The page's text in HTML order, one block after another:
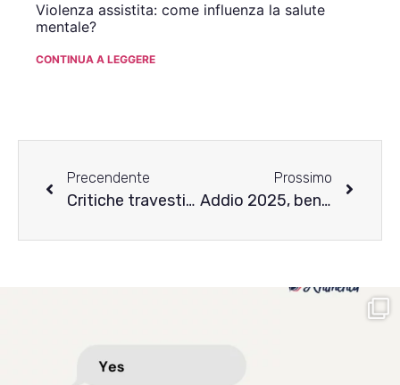
Violenza assistita: come influenza la salute
mentale?
CONTINUA A LEGGERE
Precendente
Critiche travestite da “consigli”: quando la premura diventa controllo
Prossimo
Addio 2025, benvenuto 2026: qualche pensiero sul nuovo anno